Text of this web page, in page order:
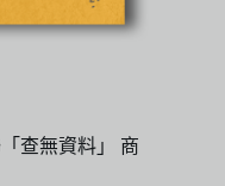
查無資料」 商